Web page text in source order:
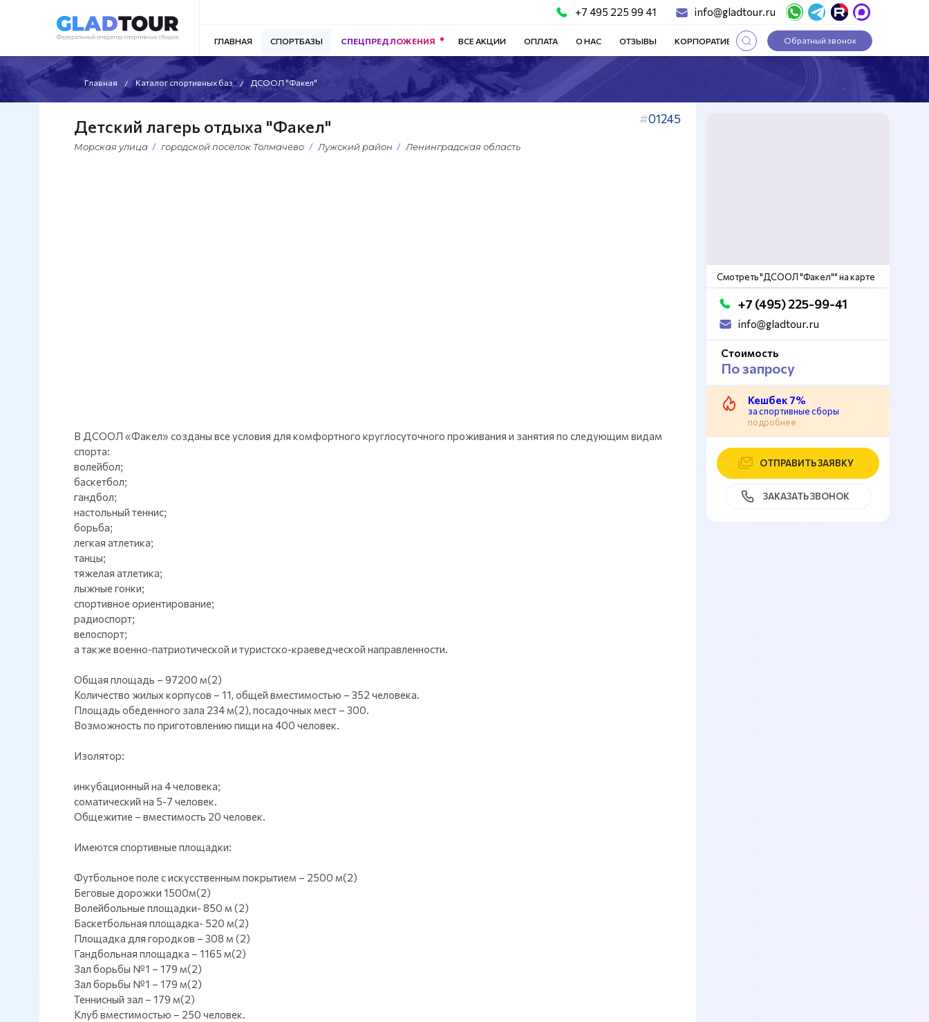
+7 495 225 99 41 info@gladtour.ru
ГЛАВНАЯ СПОРТБАЗЫ СПЕЦПРЕДЛОЖЕНИЯ ВСЕ АКЦИИ ОПЛАТА О НАС ОТЗЫВЫ КОРПОРАТИВНЫЕ ТУРЫ СТАТЬИ
Обратный звонок
Главная Каталог спортивных баз ДСООЛ "Факел"
01245
Детский лагерь отдыха "Факел"
Морская улица городской посёлок Толмачёво Лужский район Ленинградская область
В ДСООЛ «Факел» созданы все условия для комфортного круглосуточного проживания и занятия по следующим видам
спорта:
волейбол;
баскетбол;
гандбол;
настольный теннис;
борьба;
легкая атлетика;
танцы;
тяжелая атлетика;
лыжные гонки;
спортивное ориентирование;
радиоспорт;
велоспорт;
а также военно-патриотической и туристско-краеведческой направленности.
Общая площадь – 97200 м(2)
Количество жилых корпусов – 11, общей вместимостью – 352 человека.
Площадь обеденного зала 234 м(2), посадочных мест – 300.
Возможность по приготовлению пищи на 400 человек.
Изолятор:
инкубационный на 4 человека;
соматический на 5-7 человек.
Общежитие – вместимость 20 человек.
Имеются спортивные площадки:
Футбольное поле с искусственным покрытием – 2500 м(2)
Беговые дорожки 1500м(2)
Волейбольные площадки- 850 м (2)
Баскетбольная площадка- 520 м(2)
Площадка для городков – 308 м (2)
Гандбольная площадка – 1165 м(2)
Зал борьбы №1 – 179 м(2)
Зал борьбы №1 – 179 м(2)
Теннисный зал – 179 м(2)
Клуб вместимостью – 250 человек.
Смотреть "ДСООЛ "Факел"" на карте
+7 (495) 225-99-41
info@gladtour.ru
Стоимость
По запросу
Кешбек 7%
за спортивные сборы
подробнее
ОТПРАВИТЬ ЗАЯВКУ
ЗАКАЗАТЬ ЗВОНОК